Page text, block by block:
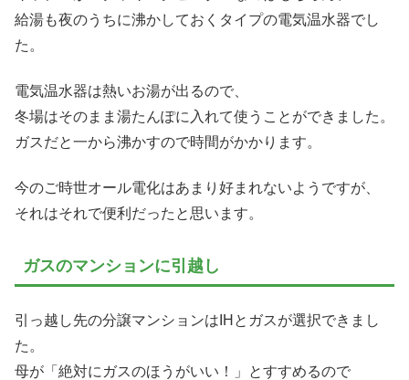
給湯も夜のうちに沸かしておくタイプの電気温水器でし
た。
電気温水器は熱いお湯が出るので、
冬場はそのまま湯たんぽに入れて使うことができました。
ガスだと一から沸かすので時間がかかります。
今のご時世オール電化はあまり好まれないようですが、
それはそれで便利だったと思います。
ガスのマンションに引越し
引っ越し先の分譲マンションはIHとガスが選択できまし
た。
母が「絶対にガスのほうがいい！」とすすめるので